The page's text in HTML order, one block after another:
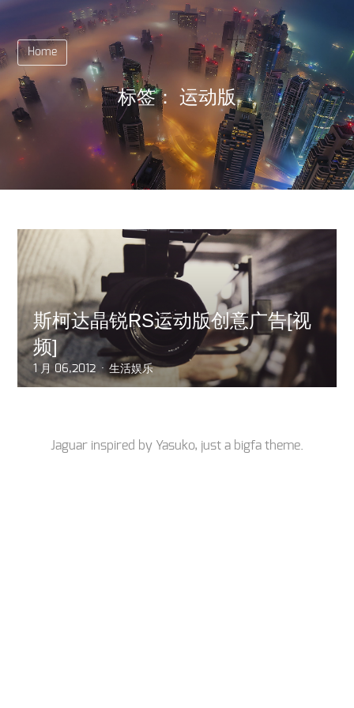
Home
标签： 运动版
斯柯达晶锐RS运动版创意广告[视
频]
1 月 06,2012 生活娱乐
Jaguar inspired by Yasuko, just a bigfa theme.